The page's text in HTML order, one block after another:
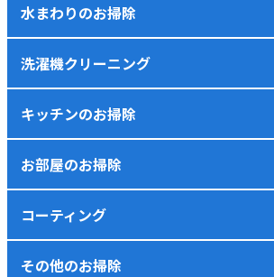
水まわりのお掃除
洗濯機クリーニング
キッチンのお掃除
お部屋のお掃除
コーティング
その他のお掃除